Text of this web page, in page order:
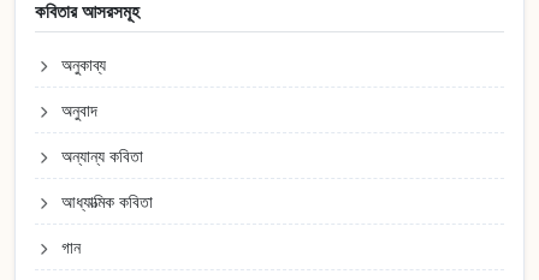
কবিতার আসরসমূহ
অনুকাব্য
অনুবাদ
অন্যান্য কবিতা
আধ্যাত্মিক কবিতা
গান